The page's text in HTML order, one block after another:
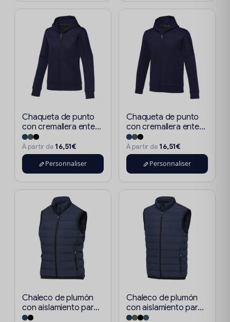
Chaqueta de punto
con cremallera ente...
À partir de 16,51€
Personnaliser
Chaqueta de punto
con cremallera ente...
À partir de 16,51€
Personnaliser
Chaleco de plumón
con aislamiento par...
Chaleco de plumón
con aislamiento par...